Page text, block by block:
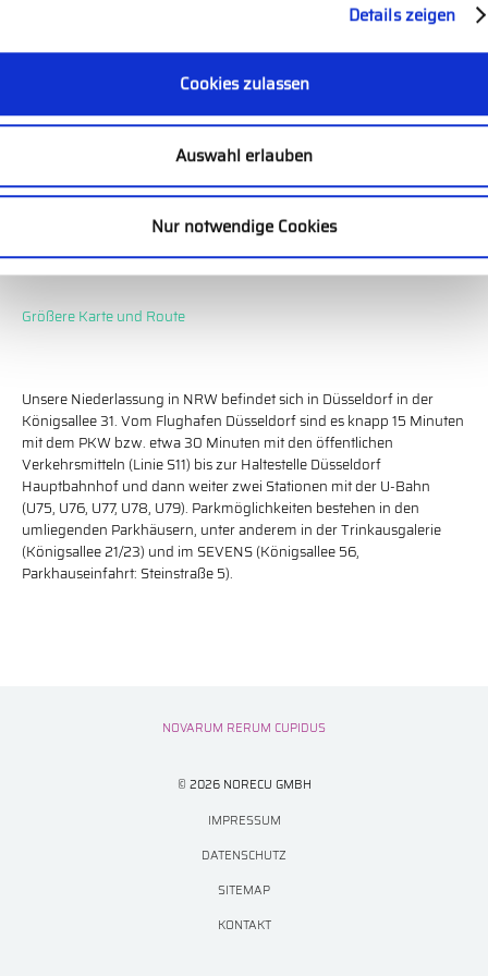
Details zeigen
Cookies zulassen
Auswahl erlauben
Nur notwendige Cookies
Größere Karte und Route
Unsere Niederlassung in NRW befindet sich in Düsseldorf in der
Königsallee 31. Vom Flughafen Düsseldorf sind es knapp 15 Minuten
mit dem PKW bzw. etwa 30 Minuten mit den öffentlichen
Verkehrsmitteln (Linie S11) bis zur Haltestelle Düsseldorf
Hauptbahnhof und dann weiter zwei Stationen mit der U-Bahn
(U75, U76, U77, U78, U79). Parkmöglichkeiten bestehen in den
umliegenden Parkhäusern, unter anderem in der Trinkausgalerie
(Königsallee 21/23) und im SEVENS (Königsallee 56,
Parkhauseinfahrt: Steinstraße 5).
NOVARUM RERUM CUPIDUS
© 2026 NORECU GMBH
IMPRESSUM
DATENSCHUTZ
SITEMAP
KONTAKT